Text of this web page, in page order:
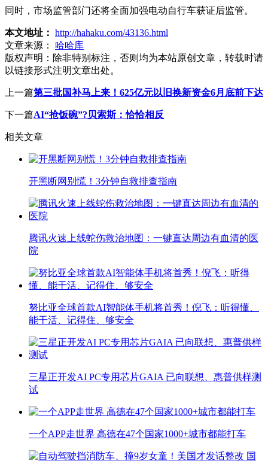
同时，市场监管部门还将全面加强电动自行车获证后监管。
本文地址： http://hahaku.com/43136.html
文章来源：
哈哈库
版权声明： 除非特别标注，否则均为本站原创文章，转载时请
以链接形式注明文章出处。
上一篇第三批国补马上来！625亿元以旧换新资金6月底前下达
下一篇AI“抢饭碗”?贝索斯：恰恰相反
相关文章
开黑断网别慌！3分钟自救排查指南
腾讯火速上线蛇伤救治地图：一键直达周边有血清的医
院
努比亚全球首款AI智能体手机将首秀！倪飞：听得懂、
能干活、记得住、够安全
三星正开发AI PC专用芯片GAIA 已向联想、惠普供样测
试
一个APP走世界 高德在47个国家1000+城市都能打车